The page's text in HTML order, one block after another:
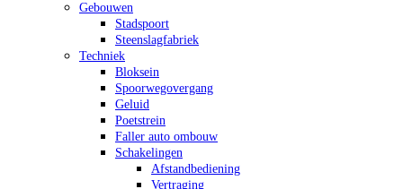
Gebouwen
Stadspoort
Steenslagfabriek
Techniek
Bloksein
Spoorwegovergang
Geluid
Poetstrein
Faller auto ombouw
Schakelingen
Afstandbediening
Vertraging